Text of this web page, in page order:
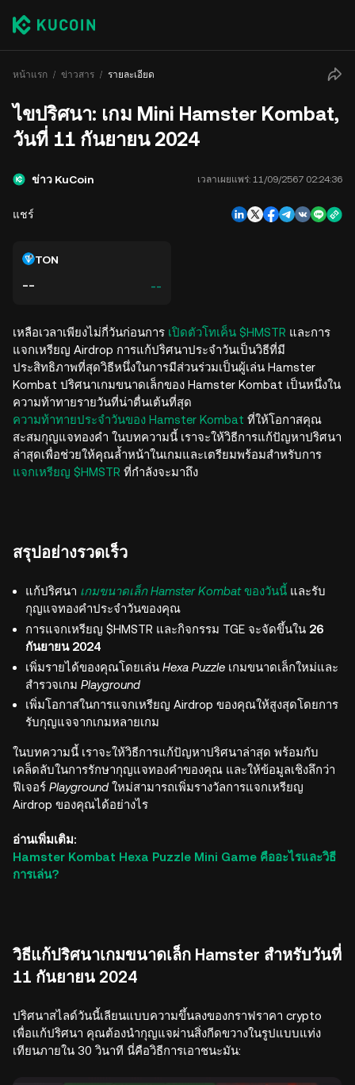
หน้าแรก ข่าวสาร รายละเอียด
ไขปริศนา: เกม Mini Hamster Kombat,
วันที่ 11 กันยายน 2024
ข่าว KuCoin เวลาเผยแพร่: 11/09/2567 02:24:36
แชร์
TON
-- --
เหลือเวลาเพียงไม่กี่วันก่อนการ เปิดตัวโทเค็น $HMSTR และการ
แจกเหรียญ Airdrop การแก้ปริศนาประจำวันเป็นวิธีที่มี
ประสิทธิภาพที่สุดวิธีหนึ่งในการมีส่วนร่วมเป็นผู้เล่น Hamster
Kombat ปริศนาเกมขนาดเล็กของ Hamster Kombat เป็นหนึ่งใน
ความท้าทายรายวันที่น่าตื่นเต้นที่สุด
ความท้าทายประจำวันของ Hamster Kombat ที่ให้โอกาสคุณ
สะสมกุญแจทองคำ ในบทความนี้ เราจะให้วิธีการแก้ปัญหาปริศนา
ล่าสุดเพื่อช่วยให้คุณล้ำหน้าในเกมและเตรียมพร้อมสำหรับการ
แจกเหรียญ $HMSTR ที่กำลังจะมาถึง
สรุปอย่างรวดเร็ว
แก้ปริศนา เกมขนาดเล็ก Hamster Kombatของวันนี้ และรับ
กุญแจทองคำประจำวันของคุณ
การแจกเหรียญ $HMSTR และกิจกรรม TGE จะจัดขึ้นใน 26
กันยายน 2024
เพิ่มรายได้ของคุณโดยเล่น Hexa Puzzle เกมขนาดเล็กใหม่และ
สำรวจเกม Playground
เพิ่มโอกาสในการแจกเหรียญ Airdrop ของคุณให้สูงสุดโดยการ
รับกุญแจจากเกมหลายเกม
ในบทความนี้ เราจะให้วิธีการแก้ปัญหาปริศนาล่าสุด พร้อมกับ
เคล็ดลับในการรักษากุญแจทองคำของคุณ และให้ข้อมูลเชิงลึกว่า
ฟีเจอร์ Playground ใหม่สามารถเพิ่มรางวัลการแจกเหรียญ
Airdrop ของคุณได้อย่างไร
อ่านเพิ่มเติม:
Hamster Kombat Hexa Puzzle Mini Game คืออะไรและวิธี
การเล่น?
วิธีแก้ปริศนาเกมขนาดเล็ก Hamster สำหรับวันที่
11 กันยายน 2024
ปริศนาสไลด์วันนี้เลียนแบบความขึ้นลงของกราฟราคา crypto
เพื่อแก้ปริศนา คุณต้องนำกุญแจผ่านสิ่งกีดขวางในรูปแบบแท่ง
เทียนภายใน 30 วินาที นี่คือวิธีการเอาชนะมัน: